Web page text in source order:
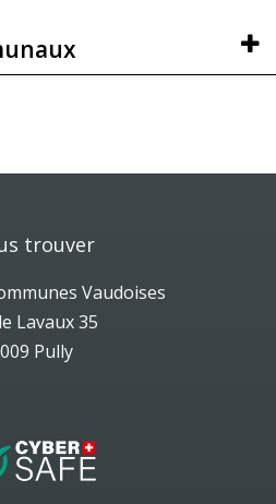
trouver
Vaudoises
Lavaux 35
Pully